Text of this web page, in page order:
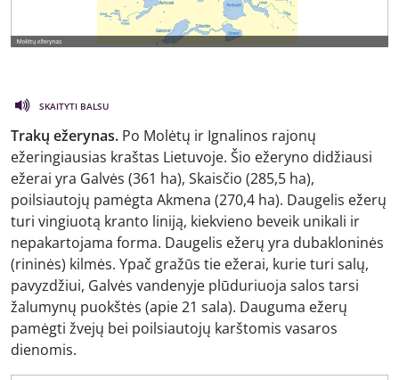
SKAITYTI BALSU
Trakų ežerynas. Po Molėtų ir Ignalinos rajonų
ežeringiausias kraštas Lietuvoje. Šio ežeryno didžiausi
ežerai yra Galvės (361 ha), Skaisčio (285,5 ha),
poilsiautojų pamėgta Akmena (270,4 ha). Daugelis ežerų
turi vingiuotą kranto liniją, kiekvieno beveik unikali ir
nepakartojama forma. Daugelis ežerų yra dubakloninės
(rininės) kilmės. Ypač gražūs tie ežerai, kurie turi salų,
pavyzdžiui, Galvės vandenyje plūduriuoja salos tarsi
žalumynų puokštės (apie 21 sala). Dauguma ežerų
pamėgti žvejų bei poilsiautojų karštomis vasaros
dienomis.